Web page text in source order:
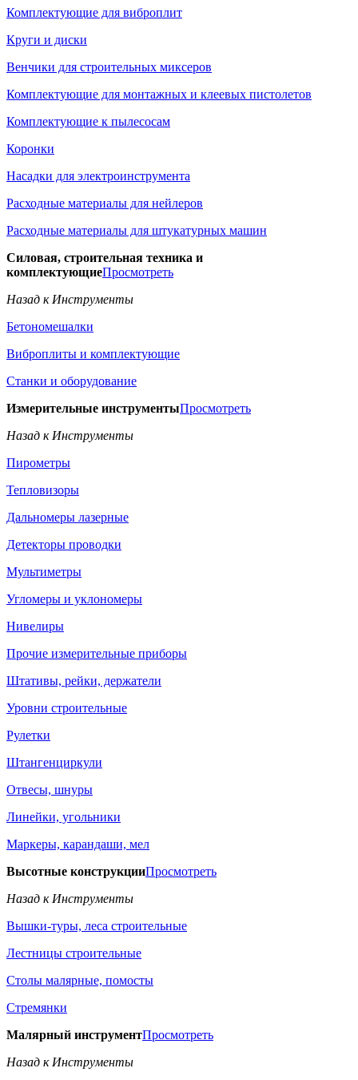
Комплектующие для виброплит
Круги и диски
Венчики для строительных миксеров
Комплектующие для монтажных и клеевых пистолетов
Комплектующие к пылесосам
Коронки
Насадки для электроинструмента
Расходные материалы для нейлеров
Расходные материалы для штукатурных машин
Силовая, строительная техника и
комплектующиеПросмотреть
Назад к Инструменты
Бетономешалки
Виброплиты и комплектующие
Станки и оборудование
Измерительные инструментыПросмотреть
Назад к Инструменты
Пирометры
Тепловизоры
Дальномеры лазерные
Детекторы проводки
Мультиметры
Угломеры и уклономеры
Нивелиры
Прочие измерительные приборы
Штативы, рейки, держатели
Уровни строительные
Рулетки
Штангенциркули
Отвесы, шнуры
Линейки, угольники
Маркеры, карандаши, мел
Высотные конструкцииПросмотреть
Назад к Инструменты
Вышки-туры, леса строительные
Лестницы строительные
Столы малярные, помосты
Стремянки
Малярный инструментПросмотреть
Назад к Инструменты